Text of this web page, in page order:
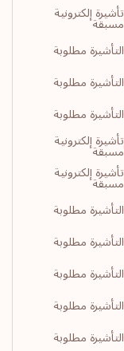
تأشيرة إلكترونية
مسبقة
التأشيرة مطلوبة
التأشيرة مطلوبة
التأشيرة مطلوبة
تأشيرة إلكترونية
مسبقة
تأشيرة إلكترونية
مسبقة
التأشيرة مطلوبة
التأشيرة مطلوبة
التأشيرة مطلوبة
التأشيرة مطلوبة
التأشيرة مطلوبة